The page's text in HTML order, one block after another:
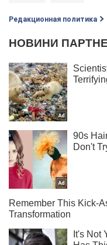
Редакционная политика